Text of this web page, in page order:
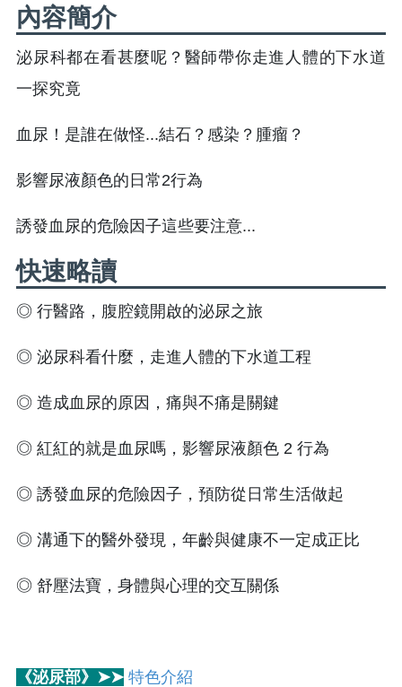
內容簡介
泌尿科都在看甚麼呢？醫師帶你走進人體的下水道
一探究竟
血尿！是誰在做怪...結石？感染？腫瘤？
影響尿液顏色的日常2行為
誘發血尿的危險因子這些要注意...
快速略讀
◎ 行醫路，腹腔鏡開啟的泌尿之旅
◎ 泌尿科看什麼，走進人體的下水道工程
◎ 造成血尿的原因，痛與不痛是關鍵
◎ 紅紅的就是血尿嗎，影響尿液顏色 2 行為
◎ 誘發血尿的危險因子，預防從日常生活做起
◎ 溝通下的醫外發現，年齡與健康不一定成正比
◎ 舒壓法寶，身體與心理的交互關係
《泌尿部》➤➤ 特色介紹